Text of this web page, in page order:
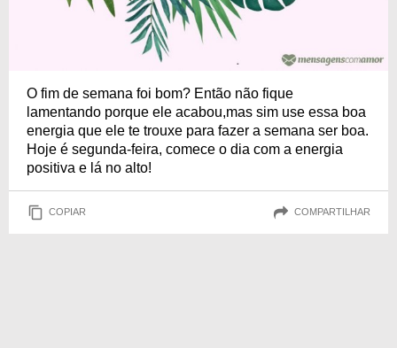
O fim de semana foi bom? Então não fique
lamentando porque ele acabou,mas sim use essa boa
energia que ele te trouxe para fazer a semana ser boa.
Hoje é segunda-feira, comece o dia com a energia
positiva e lá no alto!
COPIAR COMPARTILHAR